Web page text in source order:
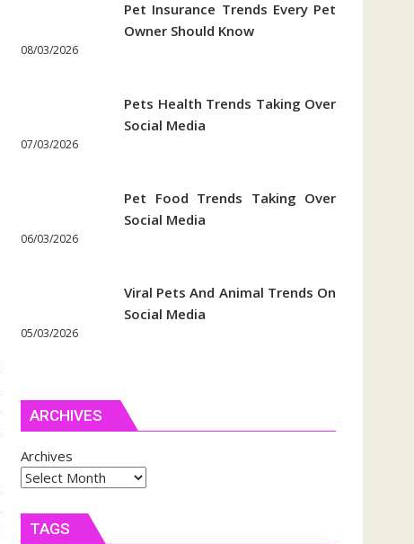
Pet Insurance Trends Every Pet
Owner Should Know
08/03/2026
Pets Health Trends Taking Over
Social Media
07/03/2026
Pet Food Trends Taking Over
Social Media
06/03/2026
Viral Pets And Animal Trends On
Social Media
05/03/2026
ARCHIVES
Archives
TAGS